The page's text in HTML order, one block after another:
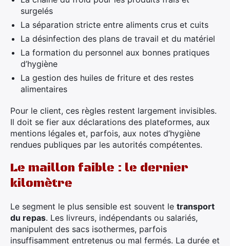
surgelés
La séparation stricte entre aliments crus et cuits
La désinfection des plans de travail et du matériel
La formation du personnel aux bonnes pratiques
d’hygiène
La gestion des huiles de friture et des restes
alimentaires
Pour le client, ces règles restent largement invisibles.
Il doit se fier aux déclarations des plateformes, aux
mentions légales et, parfois, aux notes d’hygiène
rendues publiques par les autorités compétentes.
Le maillon faible : le dernier
kilomètre
Le segment le plus sensible est souvent le transport
du repas. Les livreurs, indépendants ou salariés,
manipulent des sacs isothermes, parfois
insuffisamment entretenus ou mal fermés. La durée et